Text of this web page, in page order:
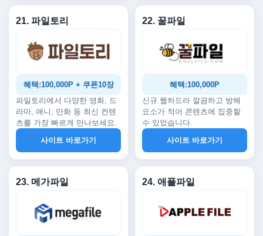
21. 파일토리
혜택:100,000P + 쿠폰10장
파일토리에서 다양한 영화, 드
라마, 애니, 만화 등 최신 컨텐
츠를 가장 빠르게 만나보세요.
사이트 바로가기
22. 꿀파일
혜택:100,000P
신규 웹하드라 깔끔하고 방해
요소가 적어 콘텐츠에 집중할
수 있었습니다.
사이트 바로가기
23. 메가파일 24. 애플파일